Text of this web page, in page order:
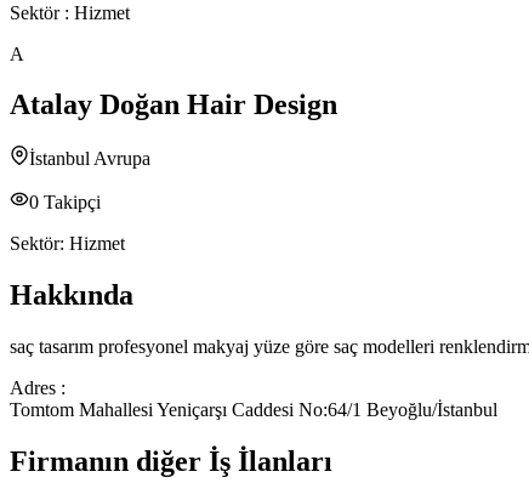
Sektör : Hizmet
A
Atalay Doğan Hair Design
İstanbul Avrupa
0 Takipçi
Sektör: Hizmet
Hakkında
saç tasarım profesyonel makyaj yüze göre saç modelleri
Adres :
Tomtom Mahallesi Yeniçarşı Caddesi No:64/1 Beyoğlu/İstanbul
Firmanın diğer İş İlanları